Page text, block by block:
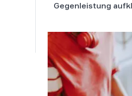
Gegenleistung